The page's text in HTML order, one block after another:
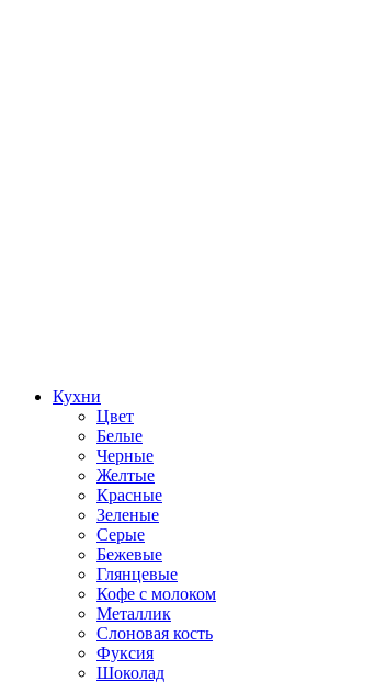
Кухни
Цвет
Белые
Черные
Желтые
Красные
Зеленые
Серые
Бежевые
Глянцевые
Кофе с молоком
Металлик
Слоновая кость
Фуксия
Шоколад